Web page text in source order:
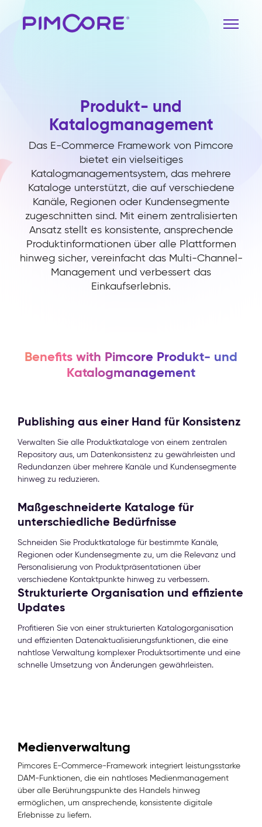
Produkt- und
Katalogmanagement
Das E-Commerce Framework von Pimcore
bietet ein vielseitiges
Katalogmanagementsystem, das mehrere
Kataloge unterstützt, die auf verschiedene
Kanäle, Regionen oder Kundensegmente
zugeschnitten sind. Mit einem zentralisierten
Ansatz stellt es konsistente, ansprechende
Produktinformationen über alle Plattformen
hinweg sicher, vereinfacht das Multi-Channel-
Management und verbessert das
Einkaufserlebnis.
Benefits with Pimcore Produkt- und
Katalogmanagement
Publishing aus einer Hand für Konsistenz
Verwalten Sie alle Produktkataloge von einem zentralen
Repository aus, um Datenkonsistenz zu gewährleisten und
Redundanzen über mehrere Kanäle und Kundensegmente
hinweg zu reduzieren.
Maßgeschneiderte Kataloge für
unterschiedliche Bedürfnisse
Schneiden Sie Produktkataloge für bestimmte Kanäle,
Regionen oder Kundensegmente zu, um die Relevanz und
Personalisierung von Produktpräsentationen über
verschiedene Kontaktpunkte hinweg zu verbessern.
Strukturierte Organisation und effiziente
Updates
Profitieren Sie von einer strukturierten Katalogorganisation
und effizienten Datenaktualisierungsfunktionen, die eine
nahtlose Verwaltung komplexer Produktsortimente und eine
schnelle Umsetzung von Änderungen gewährleisten.
Medienverwaltung
Pimcores E-Commerce-Framework integriert leistungsstarke
DAM-Funktionen, die ein nahtloses Medienmanagement
über alle Berührungspunkte des Handels hinweg
ermöglichen, um ansprechende, konsistente digitale
Erlebnisse zu liefern.